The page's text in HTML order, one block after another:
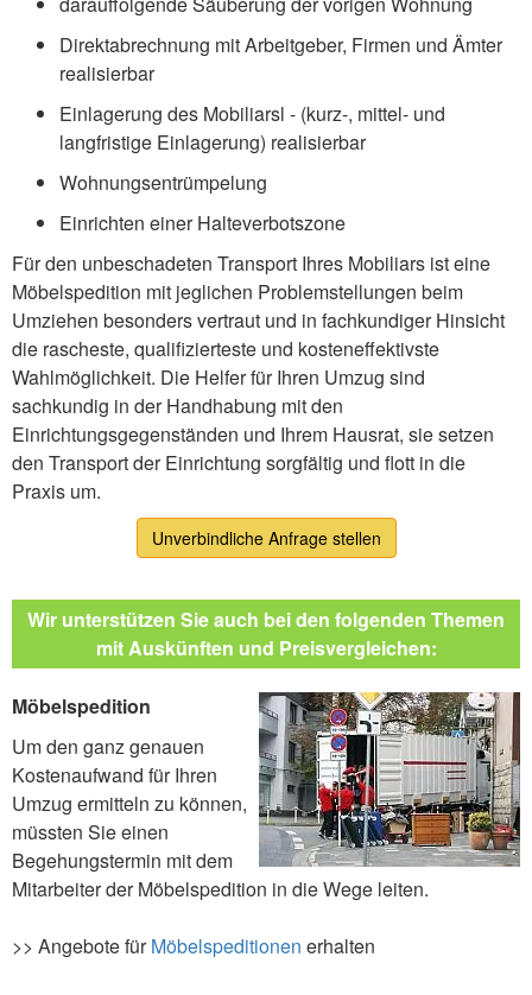
Direktabrechnung mit Arbeitgeber, Firmen und Ämter
realisierbar
Einlagerung des Mobiliarsl - (kurz-, mittel- und
langfristige Einlagerung) realisierbar
Wohnungsentrümpelung
Einrichten einer Halteverbotszone
Für den unbeschadeten Transport Ihres Mobiliars ist eine
Möbelspedition mit jeglichen Problemstellungen beim
Umziehen besonders vertraut und in fachkundiger Hinsicht
die rascheste, qualifizierteste und kosteneffektivste
Wahlmöglichkeit. Die Helfer für Ihren Umzug sind
sachkundig in der Handhabung mit den
Einrichtungsgegenständen und Ihrem Hausrat, sie setzen
den Transport der Einrichtung sorgfältig und flott in die
Praxis um.
Unverbindliche Anfrage stellen
Wir unterstützen Sie auch bei den folgenden Themen
mit Auskünften und Preisvergleichen:
Möbelspedition
Um den ganz genauen
Kostenaufwand für Ihren
Umzug ermitteln zu können,
müssten Sie einen
Begehungstermin mit dem
Mitarbeiter der Möbelspedition in die Wege leiten.
>> Angebote fürMöbelspeditionen erhalten